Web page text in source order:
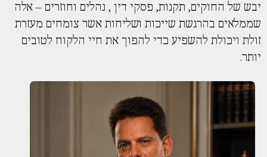
יבש של החוקים, תקנות, פסקי דין , נהלים וחוזרים – אלה
שממלאים בהרגשת שייכות ושליחות אשר צומחים מעזרת
זולת ויכולת להשפיע כדי להפוך את חיי הלקוח לטובים
יותר.